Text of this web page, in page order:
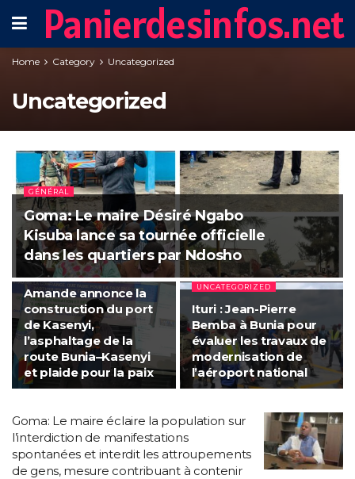
Panierdesinfos.net
Home Category Uncategorized
Uncategorized
GÉNÉRAL
Goma: Le maire Désiré Ngabo
Kisuba lance sa tournée officielle
dans les quartiers par Ndosho
UNCATEGORIZED
Ituri : Max Nissan
Amande annonce la
construction du port
de Kasenyi,
l’asphaltage de la
route Bunia–Kasenyi
et plaide pour la paix
UNCATEGORIZED
Ituri : Jean-Pierre
Bemba à Bunia pour
évaluer les travaux de
modernisation de
l’aéroport national
Goma: Le maire éclaire la population sur
l’interdiction de manifestations
spontanées et interdit les attroupements
de gens, mesure contribuant à contenir